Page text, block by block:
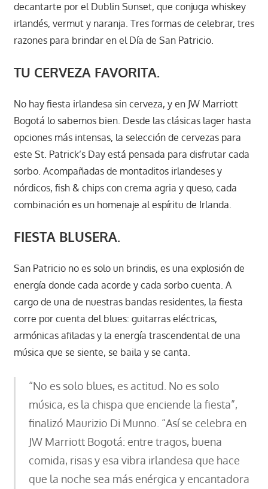
decantarte por el Dublin Sunset, que conjuga whiskey
irlandés, vermut y naranja. Tres formas de celebrar, tres
razones para brindar en el Día de San Patricio.
TU CERVEZA FAVORITA.
No hay fiesta irlandesa sin cerveza, y en JW Marriott
Bogotá lo sabemos bien. Desde las clásicas lager hasta
opciones más intensas, la selección de cervezas para
este St. Patrick’s Day está pensada para disfrutar cada
sorbo. Acompañadas de montaditos irlandeses y
nórdicos, fish & chips con crema agria y queso, cada
combinación es un homenaje al espíritu de Irlanda.
FIESTA BLUSERA.
San Patricio no es solo un brindis, es una explosión de
energía donde cada acorde y cada sorbo cuenta. A
cargo de una de nuestras bandas residentes, la fiesta
corre por cuenta del blues: guitarras eléctricas,
armónicas afiladas y la energía trascendental de una
música que se siente, se baila y se canta.
“No es solo blues, es actitud. No es solo
música, es la chispa que enciende la fiesta”,
finalizó Maurizio Di Munno. “Así se celebra en
JW Marriott Bogotá: entre tragos, buena
comida, risas y esa vibra irlandesa que hace
que la noche sea más enérgica y encantadora